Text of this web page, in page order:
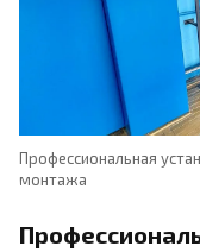
Профессиональная
монтажа